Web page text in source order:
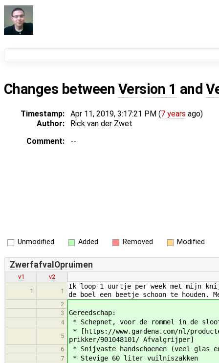
Changes between Version 1 and
Timestamp: Apr 11, 2019, 3:17:21 PM (7 years ago)
Author:
Rick van der Zwet
Comment:
--
Unmodified Added Removed Modified
ZwerfafvalOpruimen
v1
v2
1
1
Ik loop 1 uurtje per week met mijn
de boel een beetje schoon te
2
3
Gereedschap:
4 * Schepnet, voor de rommel in de
5
* [https://www.gardena.com/nl/
prikker/901048101/ Afvalgrijper]
6 * Snijvaste handschoenen (veel glas
7 * Stevige 60 liter vuilniszakken